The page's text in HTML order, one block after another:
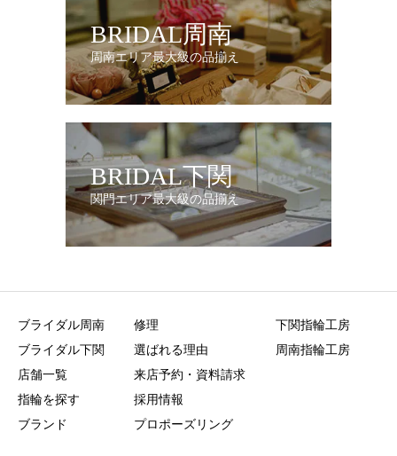
BRIDAL周南
周南エリア最大級の品揃え
BRIDAL下関
関門エリア最大級の品揃え
ブライダル周南
ブライダル下関
店舗一覧
指輪を探す
ブランド
修理
選ばれる理由
来店予約・資料請求
採用情報
プロポーズリング
下関指輪工房
周南指輪工房